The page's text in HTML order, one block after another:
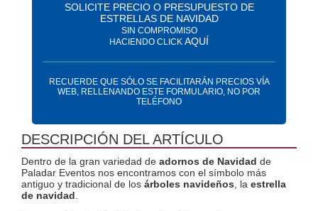
SOLICITE PRECIO O PRESUPUESTO DE
ESTRELLAS DE NAVIDAD
SIN COMPROMISO
HACIENDO CLICK AQUÍ
RECUERDE QUE SÓLO SE FACILITARÁN PRECIOS VÍA
WEB, RELLENANDO ESTE FORMULARIO, NO POR
TELÉFONO
DESCRIPCIÓN DEL ARTÍCULO
Dentro de la gran variedad de adornos de Navidad de
Paladar Eventos nos encontramos con el símbolo más
antiguo y tradicional de los árboles navideños , la estrella
de navidad